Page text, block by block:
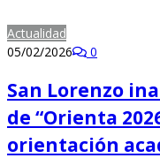
Actualidad
05/02/2026
0
San Lorenzo
de “Orienta
orientación